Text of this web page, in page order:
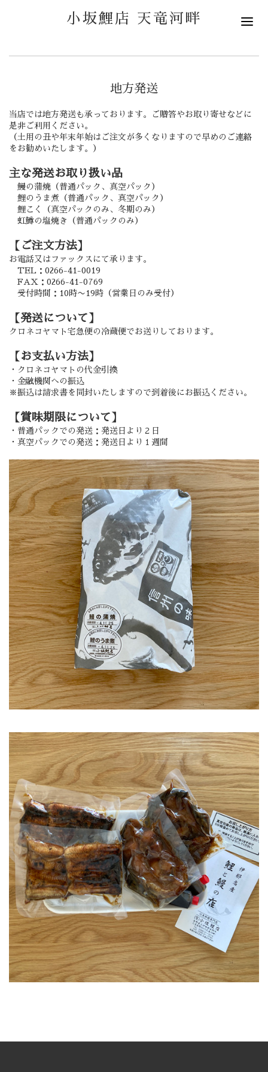
小坂鯉店 天竜河畔
地方発送
当店では地方発送も承っております。ご贈答やお取り寄せなどに
是非ご利用ください。
（土用の丑や年末年始はご注文が多くなりますので早めのご連絡
をお勧めいたします。）
主な発送お取り扱い品
鰻の蒲焼（普通パック、真空パック）
鯉のうま煮（普通パック、真空パック）
鯉こく（真空パックのみ、冬期のみ）
虹鱒の塩焼き（普通パックのみ）
【ご注文方法】
お電話又はファックスにて承ります。
TEL：0266-41-0019
FAX：0266-41-0769
受付時間：10時〜19時（営業日のみ受付）
【発送について】
クロネコヤマト宅急便の冷蔵便でお送りしております。
【お支払い方法】
・クロネコヤマトの代金引換
・金融機関への振込
※振込は請求書を同封いたしますので到着後にお振込ください。
【賞味期限について】
・普通パックでの発送：発送日より２日
・真空パックでの発送：発送日より１週間